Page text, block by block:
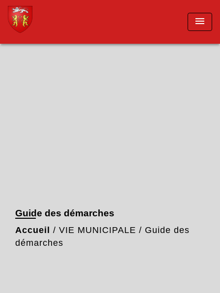
menu
Guide des démarches
Accueil / VIE MUNICIPALE / Guide des
démarches